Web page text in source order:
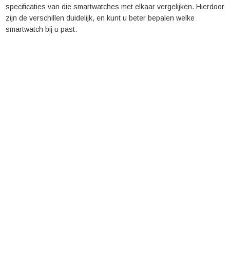
specificaties van die smartwatches met elkaar vergelijken. Hierdoor
zijn de verschillen duidelijk, en kunt u beter bepalen welke
smartwatch bij u past.